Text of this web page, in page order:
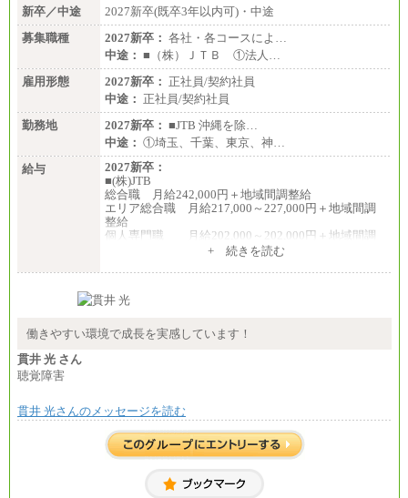
新卒／中途
2027新卒(既卒3年以内可)・中途
募集職種
2027新卒： 各社・各コースによ…
中途： ■（株）ＪＴＢ ①法人…
雇用形態
2027新卒： 正社員/契約社員
中途： 正社員/契約社員
勤務地
2027新卒： ■JTB 沖縄を除…
中途： ①埼玉、千葉、東京、神…
給与
2027新卒：
■(株)JTB
総合職 月給242,000円＋地域間調整給
エリア総合職 月給217,000～227,000円＋地域間調
整給
個人専門職 月給202,000～202,000円＋地域間調
総合職 月給208,000～235,000円
※詳細はJTBキャリアサイトよりご確認ください。
総合職 月給220,000～230,000円＋地域間調整給
整給
※詳細はJTBキャリアサイトよりご確認ください。
■(株)JTBコミュニケーションデザイン
総合職 月給230,000円
+ 続きを読む
働きやすい環境で成長を実感しています！
貫井 光 さん
聴覚障害
貫井 光さんのメッセージを読む